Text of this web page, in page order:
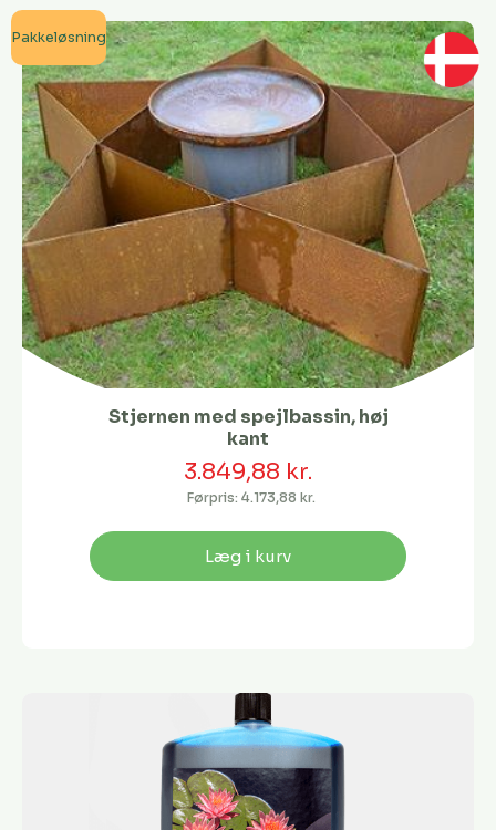
Pakkeløsning
Stjernen med spejlbassin, høj
kant
3.849,88 kr.
Førpris: 4.173,88 kr.
Læg i kurv